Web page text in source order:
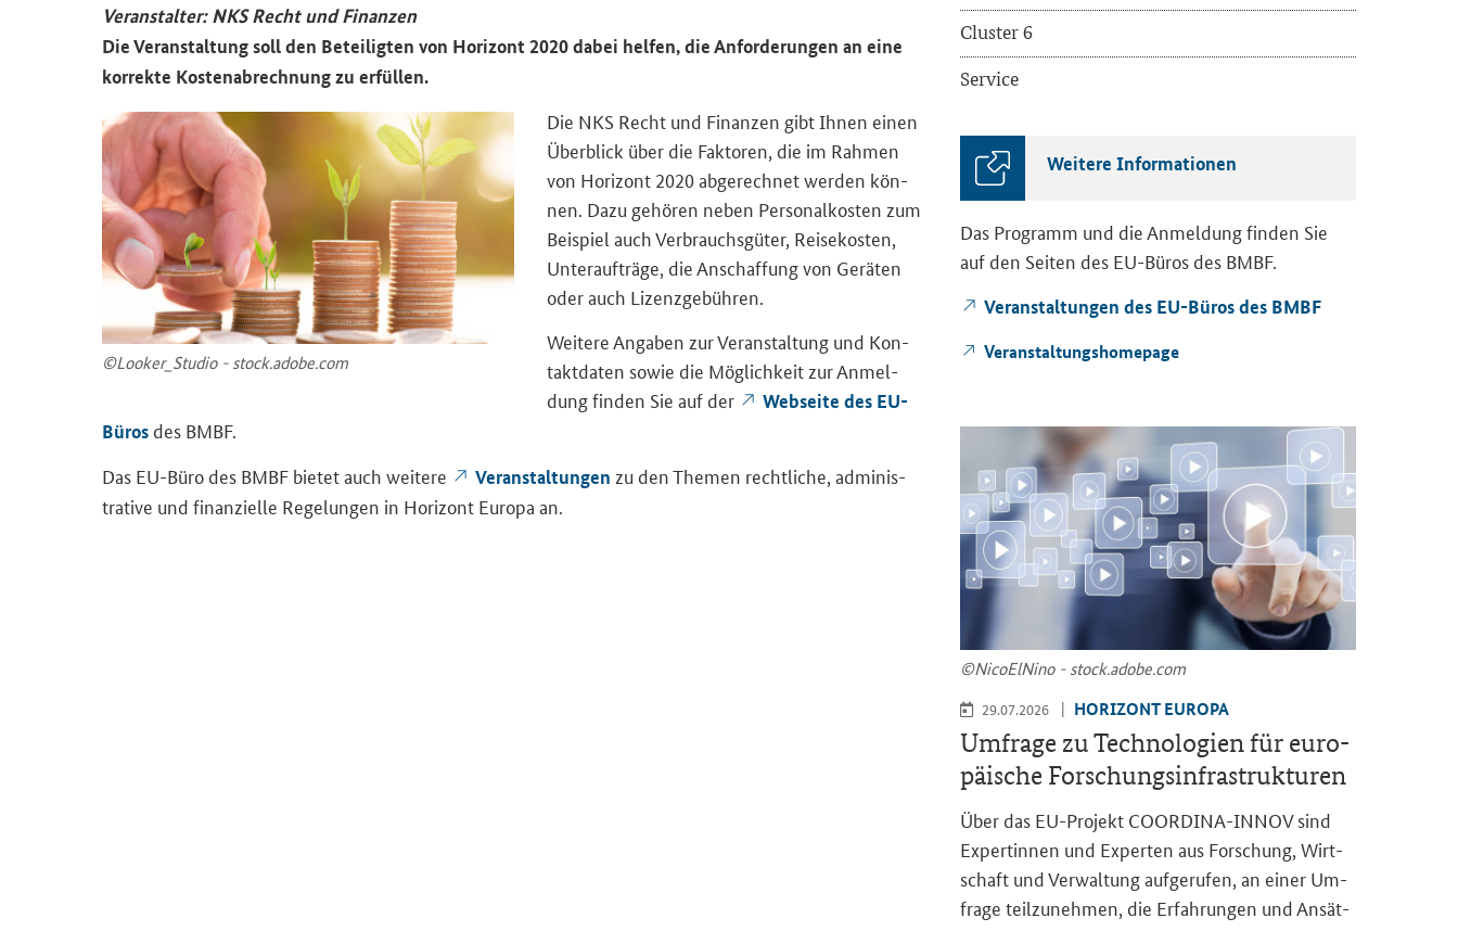
Ver­an­stal­ter: NKS Recht und Fi­nan­zen
Die Ver­an­stal­tung soll den Be­tei­lig­ten von Ho­ri­zont 2020 dabei hel­fen, die An­for­de­run­gen an eine
kor­rek­te Kos­ten­ab­rech­nung zu er­fül­len.
©Loo­ker_­Stu­dio - stock.adobe.com
Die NKS Recht und Fi­nan­zen gibt Ihnen einen
Über­blick über die Fak­to­ren, die im Rah­men
von Ho­ri­zont 2020 ab­ge­rech­net wer­den kön­
nen. Dazu ge­hö­ren neben Per­so­nal­kos­ten zum
Bei­spiel auch Ver­brauchs­gü­ter, Rei­se­kos­ten,
Un­ter­auf­trä­ge, die An­schaf­fung von Ge­rä­ten
oder auch Li­zenz­ge­büh­ren.
Wei­te­re An­ga­ben zur Ver­an­stal­tung und Kon­
takt­da­ten sowie die Mög­lich­keit zur An­mel­
dung fin­den Sie auf der
Web­sei­te des EU-​
Büros des BMBF.
Das EU-​Büro des BMBF bie­tet auch wei­te­re
Ver­an­stal­tun­gen zu den The­men recht­li­che, ad­mi­nis­
tra­ti­ve und fi­nan­zi­el­le Re­ge­lun­gen in Ho­ri­zont Eu­ro­pa an.
Clus­ter 6
Ser­vice
Wei­te­re In­for­ma­tio­nen
Das Pro­gramm und die An­mel­dung fin­den Sie
auf den Sei­ten des EU-​Büros des BMBF.
Ver­an­stal­tun­gen des EU-​Büros des BMBF
Ver­an­stal­tungs­home­page
©Ni­co­ElNi­no - stock.adobe.com
29.07.2026 HO­RI­ZONT EU­RO­PA
Um­fra­ge zu Tech­no­lo­gien für eu­ro­
päi­sche For­schungs­in­fra­struk­tu­ren
Über das EU-​Projekt COORDINA-​INNOV sind
Ex­per­tin­nen und Ex­per­ten aus For­schung, Wirt­
schaft und Ver­wal­tung auf­ge­ru­fen, an einer Um­
fra­ge teil­zu­neh­men, die Er­fah­run­gen und An­sät­